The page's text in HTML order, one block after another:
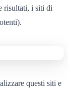
risultati, i siti di
questi siti e